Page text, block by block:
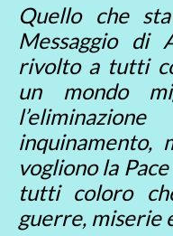
Quello che
Messaggio di
rivolto a tutti
un mondo
inquinamento,
vogliono la
tutti coloro
guerre, miserie